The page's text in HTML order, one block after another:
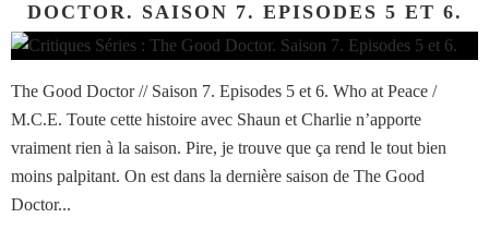
DOCTOR. SAISON 7. EPISODES 5 ET 6.
The Good Doctor // Saison 7. Episodes 5 et 6. Who at Peace /
M.C.E. Toute cette histoire avec Shaun et Charlie n’apporte
vraiment rien à la saison. Pire, je trouve que ça rend le tout bien
moins palpitant. On est dans la dernière saison de The Good
Doctor...